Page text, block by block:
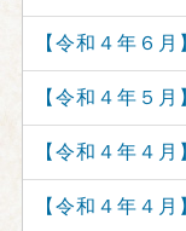
【令和４年６
【令和４年５
【令和４年４
【令和４年４